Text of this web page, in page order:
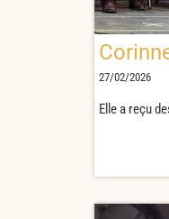
27/02/2026
Elle a reçu